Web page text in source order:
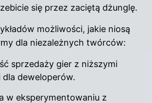
się przez zaciętą dżunglę.
możliwości, jakie niosą
dla niezależnych twórców:
sprzedaży gier z niższymi
dla deweloperów.
w eksperymentowaniu z